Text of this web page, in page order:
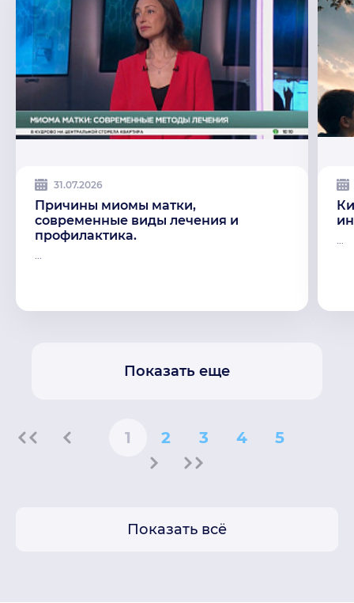
31.07.2026
Причины миомы матки,
современные виды лечения и
профилактика.
Показать еще
1 2 3 4 5
Показать всё